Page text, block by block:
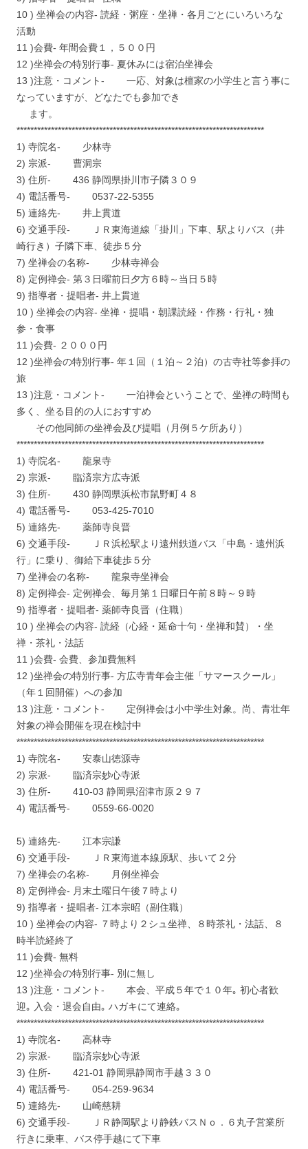
10 ) 坐禅会の内容- 読経・粥座・坐禅・各月ごとにいろいろな
活動
11 )会費- 年間会費１，５００円
12 )坐禅会の特別行事- 夏休みには宿泊坐禅会
13 )注意・コメント- 一応、対象は檀家の小学生と言う事に
なっていますが、どなたでも参加でき
ます。
************************************************************************
1) 寺院名- 少林寺
2) 宗派- 曹洞宗
3) 住所- 436 静岡県掛川市子隣３０９
4) 電話番号- 0537-22-5355
5) 連絡先- 井上貫道
6) 交通手段- ＪＲ東海道線「掛川」下車、駅よりバス（井
崎行き）子隣下車、徒歩５分
7) 坐禅会の名称- 少林寺禅会
8) 定例禅会- 第３日曜前日夕方６時～当日５時
9) 指導者・提唱者- 井上貫道
10 ) 坐禅会の内容- 坐禅・提唱・朝課読経・作務・行礼・独
参・食事
11 )会費- ２０００円
12 )坐禅会の特別行事- 年１回（１泊～２泊）の古寺社等参拝の
旅
13 )注意・コメント- 一泊禅会ということで、坐禅の時間も
多く、坐る目的の人におすすめ
その他同師の坐禅会及び提唱（月例５ケ所あり）
************************************************************************
1) 寺院名- 龍泉寺
2) 宗派- 臨済宗方広寺派
3) 住所- 430 静岡県浜松市鼠野町４８
4) 電話番号- 053-425-7010
5) 連絡先- 薬師寺良晋
6) 交通手段- ＪＲ浜松駅より遠州鉄道バス「中島・遠州浜
行」に乗り、御給下車徒歩５分
7) 坐禅会の名称- 龍泉寺坐禅会
8) 定例禅会- 定例禅会、毎月第１日曜日午前８時～９時
9) 指導者・提唱者- 薬師寺良晋（住職）
10 ) 坐禅会の内容- 読経（心経・延命十句・坐禅和賛）・坐
禅・茶礼・法話
11 )会費- 会費、参加費無料
12 )坐禅会の特別行事- 方広寺青年会主催「サマースクール」
（年１回開催）への参加
13 )注意・コメント- 定例禅会は小中学生対象。尚、青壮年
対象の禅会開催を現在検討中
************************************************************************
1) 寺院名- 安泰山徳源寺
2) 宗派- 臨済宗妙心寺派
3) 住所- 410-03 静岡県沼津市原２９７
4) 電話番号- 0559-66-0020
5) 連絡先- 江本宗謙
6) 交通手段- ＪＲ東海道本線原駅、歩いて２分
7) 坐禅会の名称- 月例坐禅会
8) 定例禅会- 月末土曜日午後７時より
9) 指導者・提唱者- 江本宗昭（副住職）
10 ) 坐禅会の内容- ７時より２シュ坐禅、８時茶礼・法話、８
時半読経終了
11 )会費- 無料
12 )坐禅会の特別行事- 別に無し
13 )注意・コメント- 本会、平成５年で１０年｡ 初心者歓
迎｡ 入会・退会自由｡ ハガキにて連絡｡
************************************************************************
1) 寺院名- 高林寺
2) 宗派- 臨済宗妙心寺派
3) 住所- 421-01 静岡県静岡市手越３３０
4) 電話番号- 054-259-9634
5) 連絡先- 山崎慈耕
6) 交通手段- ＪＲ静岡駅より静鉄バスＮｏ．６丸子営業所
行きに乗車、バス停手越にて下車